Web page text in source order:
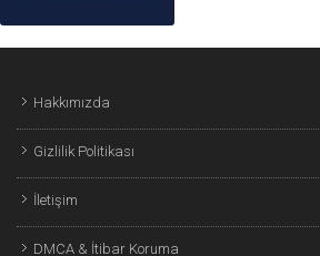
Hakkımızda
Gizlilik Politikası
İletişim
DMCA & İtibar Koruma